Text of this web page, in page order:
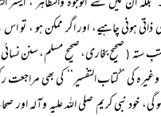
ہونی چاہیے، اور اگر ممکن ہو ، تو
ستہ (
صحیح بخاری، صحیح مسلم، سنن
وغیرہ کی ’’کتاب التفسیر‘‘ کی بھی
خود نبی کریم صلی اللہ علیہ وآلہ اور